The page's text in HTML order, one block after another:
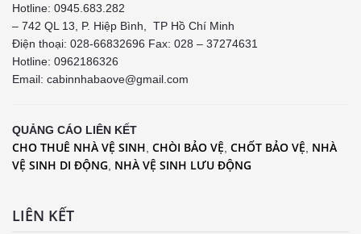
Hotline: 0945.683.282
– 742 QL 13, P. Hiệp Bình, TP Hồ Chí Minh
Điện thoại: 028-66832696 Fax: 028 – 37274631
Hotline: 0962186326
Email: cabinnhabaove@gmail.com
QUẢNG CÁO LIÊN KẾT
CHO THUÊ NHÀ VỆ SINH CHÒI BẢO VỆ CHỐT BẢO VỆ NHÀ
VỆ SINH DI ĐỘNG NHÀ VỆ SINH LƯU ĐỘNG
LIÊN KẾT